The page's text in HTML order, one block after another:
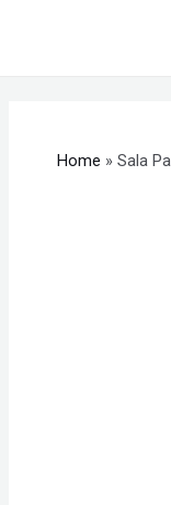
Home Sala